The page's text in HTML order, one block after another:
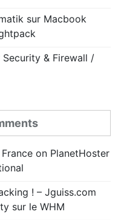
sur Macbook
Security & Firewall /
on PlanetHoster
! – Jguiss.com
sur le WHM